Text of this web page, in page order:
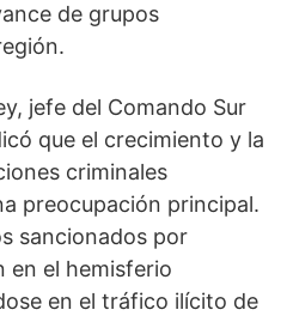
de grupos
jefe del Comando Sur
que el crecimiento y la
criminales
preocupación principal.
sancionados por
en el hemisferio
en el tráfico ilícito de